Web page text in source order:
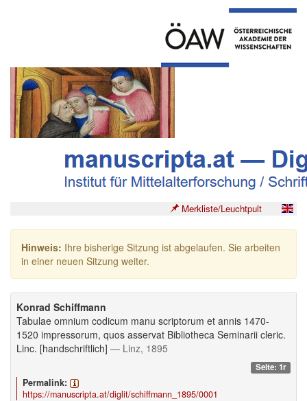
Merkliste/Leuchtpult
Hinweis: Ihre bisherige Sitzung ist abgelaufen. Sie arbeiten
in einer neuen Sitzung weiter.
Konrad Schiffmann
Tabulae omnium codicum manu scriptorum et annis 1470-
1520 impressorum, quos asservat Bibliotheca Seminarii cleric.
Linc. [handschriftlich] — Linz, 1895
Seite: 1r
Permalink:
https://manuscripta.at/diglit/schiffmann_1895/0001